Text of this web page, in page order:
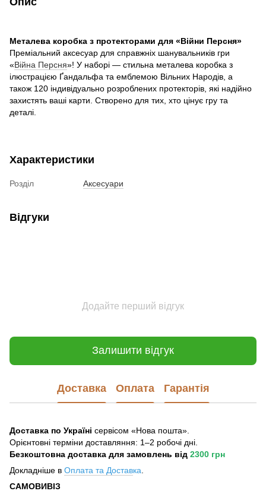
Металева коробка з протекторами для «Війни Персня»
Преміальний аксесуар для справжніх шанувальників гри
«Війна Персня»! У наборі — стильна металева коробка з
ілюстрацією Ґандальфа та емблемою Вільних Народів, а
також 120 індивідуально розроблених протекторів, які надійно
захистять ваші карти. Створено для тих, хто цінує гру та
деталі.
Характеристики
Розділ Аксесуари
Відгуки
Додайте перший відгук
Залишити відгук
Доставка Оплата Гарантія
Доставка по Україні сервісом «Нова пошта».
Орієнтовні терміни доставляння: 1–2 робочі дні.
Безкоштовна доставка для замовлень від 2300 грн
Докладніше в Оплата та Доставка
САМОВИВІЗ